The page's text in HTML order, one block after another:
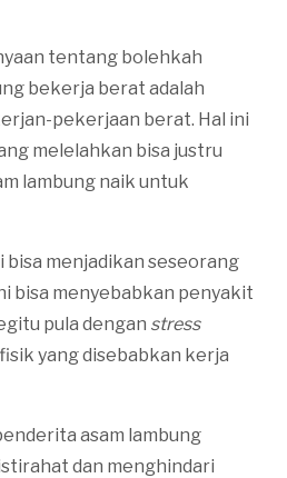
tentang bolehkah
bekerja berat adalah
pekerjaan berat. Hal ini
melelahkan bisa justru
lambung naik untuk
menjadikan seseorang
bisa menyebabkan penyakit
pula dengan stress
yang disebabkan kerja
asam lambung
dan menghindari